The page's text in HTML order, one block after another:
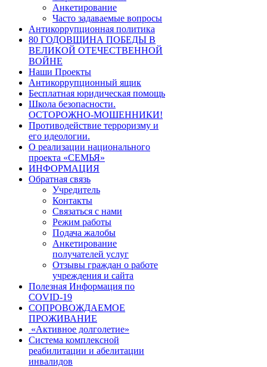
Анкетирование
Часто задаваемые вопросы
Антикоррупционная политика
80 ГОДОВЩИНА ПОБЕДЫ В
ВЕЛИКОЙ ОТЕЧЕСТВЕННОЙ
ВОЙНЕ
Наши Проекты
Антикоррупционный ящик
Бесплатная юридическая помощь
Школа безопасности.
ОСТОРОЖНО-МОШЕННИКИ!
Противодействие терроризму и
его идеологии.
О реализации национального
проекта «СЕМЬЯ»
ИНФОРМАЦИЯ
Обратная связь
Учредитель
Контакты
Связаться с нами
Режим работы
Подача жалобы
Анкетирование
получателей услуг
Отзывы граждан о работе
учреждения и сайта
Полезная Информация по
COVID-19
СОПРОВОЖДАЕМОЕ
ПРОЖИВАНИЕ
«Активное долголетие»
Система комплексной
реабилитации и абелитации
инвалидов